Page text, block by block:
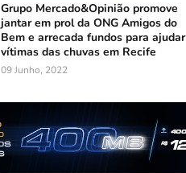
Grupo Mercado&Opinião promove
jantar em prol da ONG Amigos do
Bem e arrecada fundos para ajudar
vítimas das chuvas em Recife
09 Junho, 2022